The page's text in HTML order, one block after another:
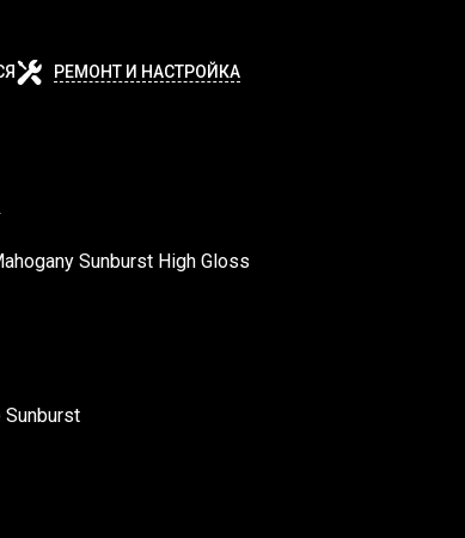
РЕМОНТ И НАСТРОЙКА
Sunburst High Gloss
Sunburst